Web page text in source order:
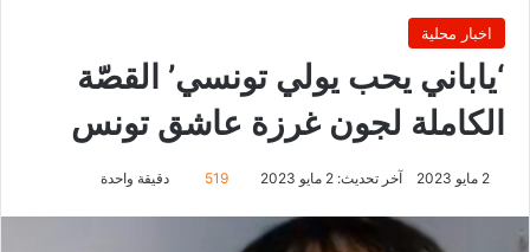
اخبار محلية
‘ياباني يحب يولي تونسي’ القصّة
الكاملة لجون غرزة عاشق تونس
2 مايو 2023 آخر تحديث: 2 مايو 2023 519 دقيقة واحدة